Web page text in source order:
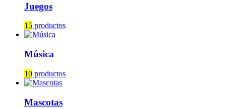
Juegos
15 productos
Música
10 productos
Mascotas